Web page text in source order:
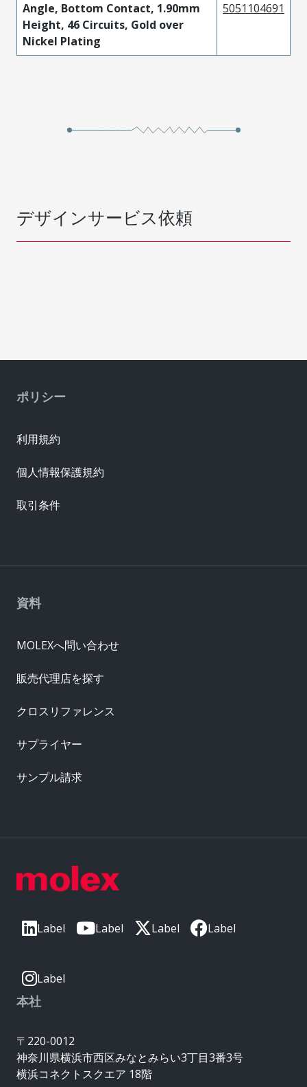
Angle, Bottom Contact, 1.90mm
Height, 46 Circuits, Gold over
Nickel Plating
5051104691
デザインサービス依頼
Label Label Label Label
Label
本社
〒220-0012
神奈川県横浜市西区みなとみらい3丁目3番3号
横浜コネクトスクエア 18階
資料
MOLEXへ問い合わせ
販売代理店を探す
クロスリファレンス
サプライヤー
サンプル請求
ポリシー
利用規約
個人情報保護規約
取引条件